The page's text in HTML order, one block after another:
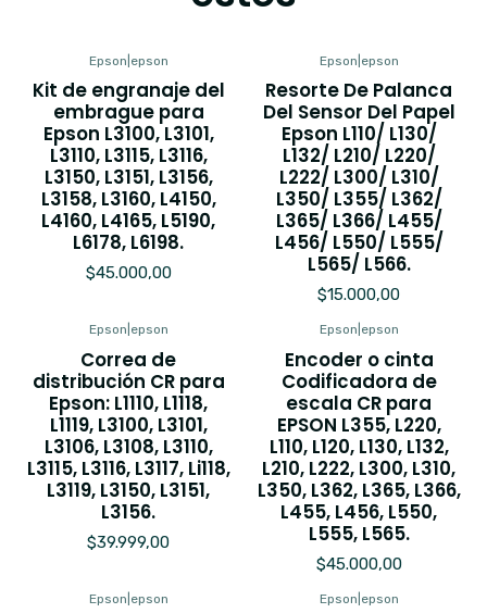
Epson epson
Kit de engranaje del
embrague para
Epson L3100, L3101,
L3110, L3115, L3116,
L3150, L3151, L3156,
L3158, L3160, L4150,
L4160, L4165, L5190,
L6178, L6198.
$45.000,00
Epson epson
Resorte De Palanca
Del Sensor Del Papel
Epson L110/ L130/
L132/ L210/ L220/
L222/ L300/ L310/
L350/ L355/ L362/
L365/ L366/ L455/
L456/ L550/ L555/
L565/ L566.
$15.000,00
Epson epson
Correa de
distribución CR para
Epson: L1110, L1118,
L1119, L3100, L3101,
L3106, L3108, L3110,
L3115, L3116, L3117, Li118,
L3119, L3150, L3151,
L3156.
$39.999,00
Epson epson
Encoder o cinta
Codificadora de
escala CR para
EPSON L355, L220,
L110, L120, L130, L132,
L210, L222, L300, L310,
L350, L362, L365, L366,
L455, L456, L550,
L555, L565.
$45.000,00
Epson epson Epson epson